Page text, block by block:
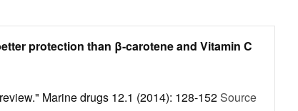
protection than β-carotene and Vitamin C
Marine drugs 12.1 (2014): 128-152 Source